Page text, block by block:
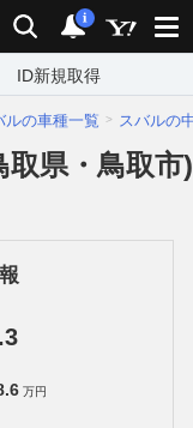
検索 通知
i
ID新規取得
ルの車種一覧 スバルの
県・鳥取市)
万円